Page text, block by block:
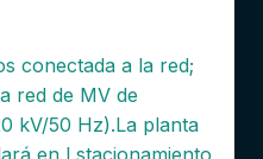
conectada a la red;
red de MV de
kV/50 Hz).La planta
en l stacionamiento